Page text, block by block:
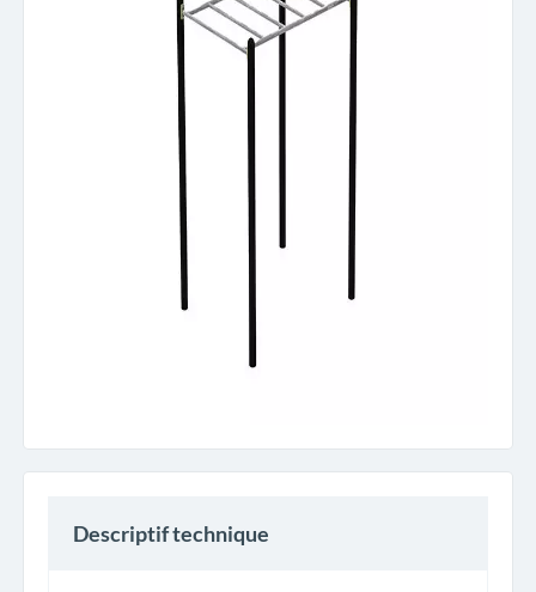
Descriptif technique